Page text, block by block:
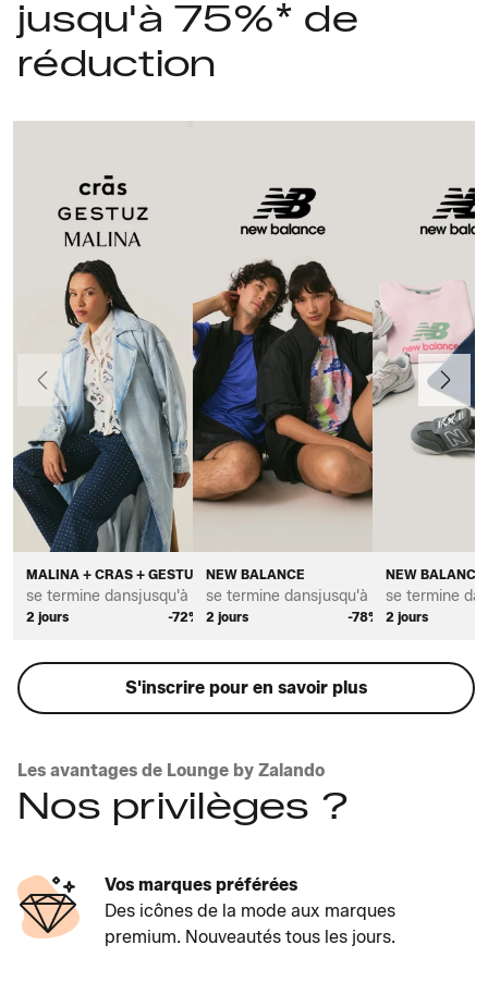
jusqu'à 75%* de
réduction
MALINA + CRAS + GESTUZ
se termine dans
2 jours
jusqu'à *
-72%
NEW BALANCE
se termine dans
2 jours
jusqu'à *
-78%
NEW BALANCE
se termine
2 jours
Précédent Suivant
S'inscrire pour en savoir plus
Les avantages de Lounge by Zalando
Nos privilèges ?
Vos marques préférées
Des icônes de la mode aux marques
premium. Nouveautés tous les jours.